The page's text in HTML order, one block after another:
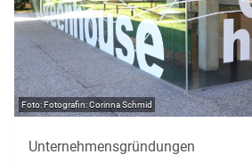
Fotografin: Corinna Schmid
Unternehmensgründungen